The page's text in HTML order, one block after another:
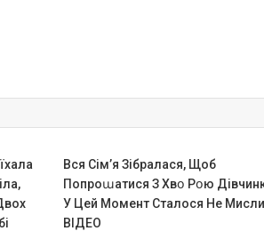
Вся Сім’я Зібралася, Щоб
Попроաатися З Хвօ Pօю
У Цей Момент Сталося Не
ВIДЕО